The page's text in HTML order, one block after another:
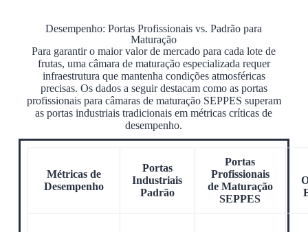
Desempenho: Portas Profissionais vs. Padrão para
Maturação
Para garantir o maior valor de mercado para cada lote de
frutas, uma câmara de maturação especializada requer
infraestrutura que mantenha condições atmosféricas
precisas. Os dados a seguir destacam como as portas
profissionais para câmaras de maturação SEPPES superam
as portas industriais tradicionais em métricas críticas de
desempenho.
Métricas de
Desempenho
Portas
Industriais
Padrão
Portas
Profissionais
de Maturação
SEPPES